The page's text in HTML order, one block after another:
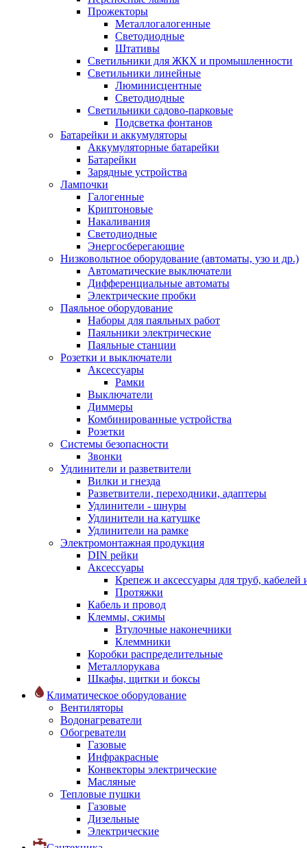
Прожекторы
Металлогалогенные
Светодиодные
Штативы
Светильники для ЖКХ и промышленности
Светильники линейные
Люминисцентные
Светодиодные
Светильники садово-парковые
Подсветка фонтанов
Батарейки и аккумуляторы
Аккумуляторные батарейки
Батарейки
Зарядные устройства
Лампочки
Галогенные
Криптоновые
Накаливания
Светодиодные
Энергосберегающие
Низковольтное оборудование (автоматы, узо и др.)
Автоматические выключатели
Дифференциальные автоматы
Электрические пробки
Паяльное оборудование
Наборы для паяльных работ
Паяльники электрические
Паяльные станции
Розетки и выключатели
Аксессуары
Рамки
Выключатели
Диммеры
Комбинированные устройства
Розетки
Системы безопасности
Звонки
Удлинители и разветвители
Вилки и гнезда
Разветвители, переходники, адаптеры
Удлинители - шнуры
Удлинители на катушке
Удлинители на рамке
Электромонтажная продукция
DIN рейки
Аксессуары
Крепеж и аксессуары для труб, кабелей
Протяжки
Кабель и провод
Клеммы, сжимы
Втулочные наконечники
Клеммники
Коробки распределительные
Металлорукава
Шкафы, щитки и боксы
Климатическое оборудование
Вентиляторы
Водонагреватели
Обогреватели
Газовые
Инфракрасные
Конвекторы электрические
Масляные
Тепловые пушки
Газовые
Дизельные
Электрические